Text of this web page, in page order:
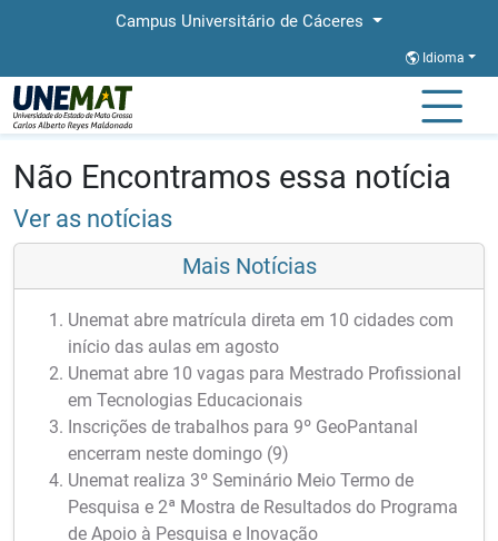
Campus Universitário de Cáceres
Idioma
Página Inicial
Não Encontramos essa notícia
Ver as notícias
Mais Notícias
Unemat abre matrícula direta em 10 cidades com
início das aulas em agosto
Unemat abre 10 vagas para Mestrado Profissional
em Tecnologias Educacionais
Inscrições de trabalhos para 9º GeoPantanal
encerram neste domingo (9)
Unemat realiza 3º Seminário Meio Termo de
Pesquisa e 2ª Mostra de Resultados do Programa
de Apoio à Pesquisa e Inovação